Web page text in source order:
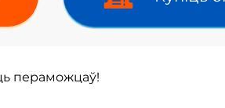
пераможцаў!